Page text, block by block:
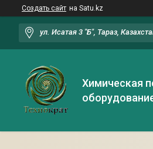
Создать сайт на Satu.kz
ул. Исатая 3 "Б", Тараз,
Химическая